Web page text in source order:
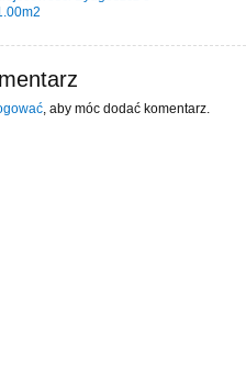
, aby móc dodać komentarz.